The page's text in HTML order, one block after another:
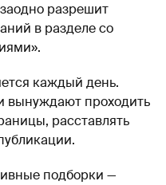
разрешит
в разделе со
каждый день.
вынуждают проходить
расставлять
подборки —